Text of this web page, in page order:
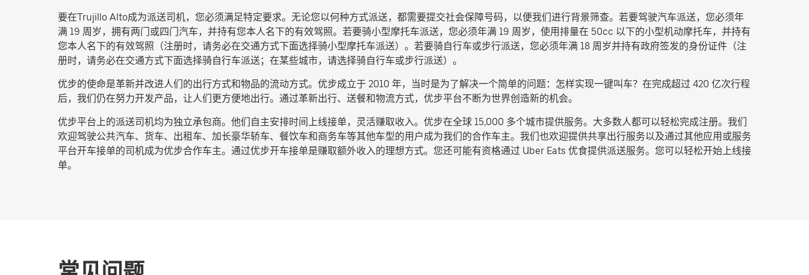
要在Trujillo Alto成为派送司机，您必须满足特定要求。无论您以何种方式派送，都需要提交社会保障号码，以便我们进行背景筛查。若要驾驶汽车派送，您必须年
满 19 周岁，拥有两门或四门汽车，并持有您本人名下的有效驾照。若要骑小型摩托车派送，您必须年满 19 周岁，使用排量在 50cc 以下的小型机动摩托车，并持有
您本人名下的有效驾照（注册时，请务必在交通方式下面选择骑小型摩托车派送）。若要骑自行车或步行派送，您必须年满 18 周岁并持有政府签发的身份证件（注
册时，请务必在交通方式下面选择骑自行车派送；在某些城市，请选择骑自行车或步行派送）。
优步的使命是革新并改进人们的出行方式和物品的流动方式。优步成立于 2010 年，当时是为了解决一个简单的问题：怎样实现一键叫车？在完成超过 420 亿次行程
后，我们仍在努力开发产品，让人们更方便地出行。通过革新出行、送餐和物流方式，优步平台不断为世界创造新的机会。
优步平台上的派送司机均为独立承包商。他们自主安排时间上线接单，灵活赚取收入。优步在全球 15,000 多个城市提供服务。大多数人都可以轻松完成注册。我们
欢迎驾驶公共汽车、货车、出租车、加长豪华轿车、餐饮车和商务车等其他车型的用户成为我们的合作车主。我们也欢迎提供共享出行服务以及通过其他应用或服务
平台开车接单的司机成为优步合作车主。通过优步开车接单是赚取额外收入的理想方式。您还可能有资格通过 Uber Eats 优食提供派送服务。您可以轻松开始上线接
单。